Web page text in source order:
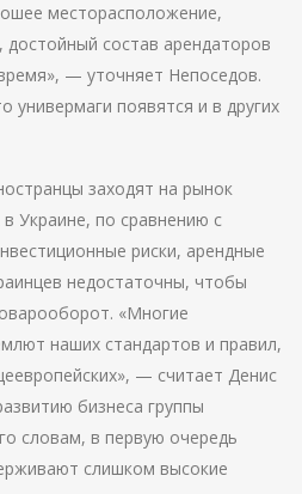
месторасположение,
состав арендаторов
— уточняет Непоседов.
универмаги появятся и в других
заходят на рынок
Украине, по сравнению с
риски, арендные
недостаточны, чтобы
«Многие
наших стандартов и правил,
— считает Денис
бизнеса группы
словам, в первую очередь
слишком высокие